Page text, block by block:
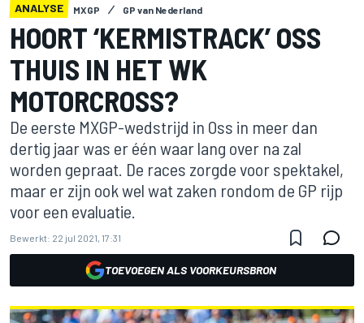
ANALYSE MXGP GP van Nederland
HOORT ‘KERMISTRACK’ OSS
THUIS IN HET WK
MOTORCROSS?
De eerste MXGP-wedstrijd in Oss in meer dan
dertig jaar was er één waar lang over na zal
worden gepraat. De races zorgde voor spektakel,
maar er zijn ook wel wat zaken rondom de GP rijp
voor een evaluatie.
Bewerkt: 22 jul 2021, 17:31
TOEVOEGEN ALS VOORKEURSBRON